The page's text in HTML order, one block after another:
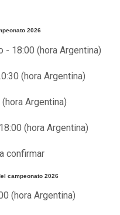
2026
- 18:00 (hora Argentina)
(hora Argentina)
Argentina)
(hora Argentina)
confirmar
campeonato 2026
(hora Argentina)